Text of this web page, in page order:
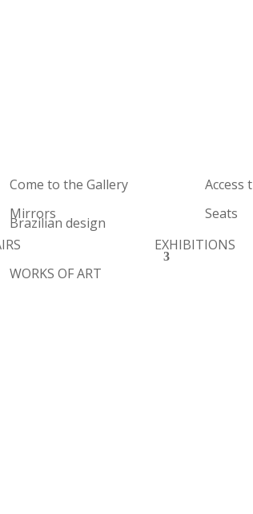
Come to the Gallery Access
Mirrors Seats
Brazilian design
EXHIBITIONS
WORKS OF ART